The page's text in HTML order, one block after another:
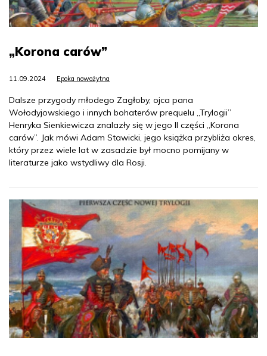
„Korona carów”
11.09.2024 Epoka nowożytna
Dalsze przygody młodego Zagłoby, ojca pana
Wołodyjowskiego i innych bohaterów prequelu „Trylogii”
Henryka Sienkiewicza znalazły się w jego II części „Korona
carów”. Jak mówi Adam Stawicki, jego książka przybliża okres,
który przez wiele lat w zasadzie był mocno pomijany w
literaturze jako wstydliwy dla Rosji.